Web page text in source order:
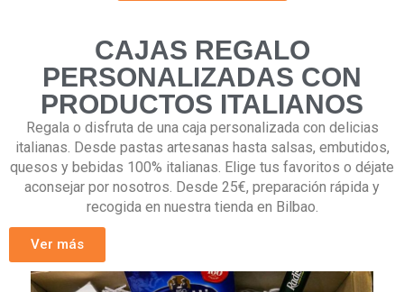
CAJAS REGALO
PERSONALIZADAS CON
PRODUCTOS ITALIANOS
Regala o disfruta de una caja personalizada con delicias
italianas. Desde pastas artesanas hasta salsas, embutidos,
quesos y bebidas 100% italianas. Elige tus favoritos o déjate
aconsejar por nosotros. Desde 25€, preparación rápida y
recogida en nuestra tienda en Bilbao.
Ver más